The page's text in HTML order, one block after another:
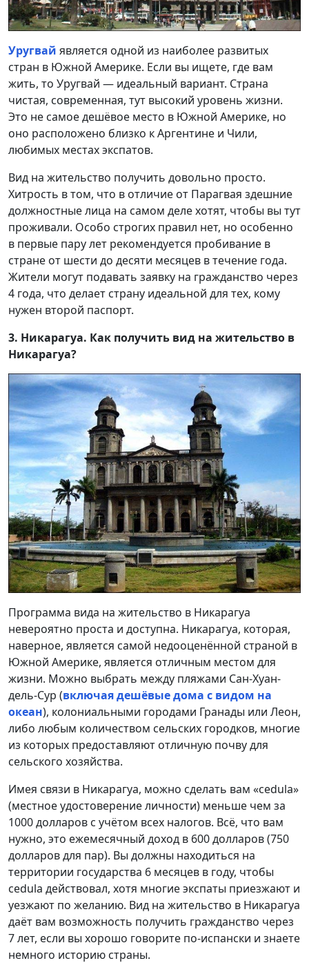
Уругвай является одной из наиболее развитых
стран в Южной Америке. Если вы ищете, где вам
жить, то Уругвай — идеальный вариант. Страна
чистая, современная, тут высокий уровень жизни.
Это не самое дешёвое место в Южной Америке, но
оно расположено близко к Аргентине и Чили,
любимых местах экспатов.
Вид на жительство получить довольно просто.
Хитрость в том, что в отличие от Парагвая здешние
должностные лица на самом деле хотят, чтобы вы тут
проживали. Особо строгих правил нет, но особенно
в первые пару лет рекомендуется пробивание в
стране от шести до десяти месяцев в течение года.
Жители могут подавать заявку на гражданство через
4 года, что делает страну идеальной для тех, кому
нужен второй паспорт.
3. Никарагуа. Как получить вид на жительство в
Никарагуа?
Программа вида на жительство в Никарагуа
невероятно проста и доступна. Никарагуа, которая,
наверное, является самой недооценённой страной в
Южной Америке, является отличным местом для
жизни. Можно выбрать между пляжами Сан-Хуан-
дель-Сур (включая дешёвые дома с видом на
океан), колониальными городами Гранады или Леон,
либо любым количеством сельских городков, многие
из которых предоставляют отличную почву для
сельского хозяйства.
Имея связи в Никарагуа, можно сделать вам «cedula»
(местное удостоверение личности) меньше чем за
1000 долларов с учётом всех налогов. Всё, что вам
нужно, это ежемесячный доход в 600 долларов (750
долларов для пар). Вы должны находиться на
территории государства 6 месяцев в году, чтобы
cedula действовал, хотя многие экспаты приезжают и
уезжают по желанию. Вид на жительство в Никарагуа
даёт вам возможность получить гражданство через
7 лет, если вы хорошо говорите по-испански и знаете
немного историю страны.